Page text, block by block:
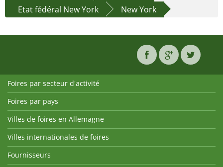
Etat fédéral New York
New York
Foires par secteur d'activité
Foires par pays
Villes de foires en Allemagne
Villes internationales de foires
Fournisseurs